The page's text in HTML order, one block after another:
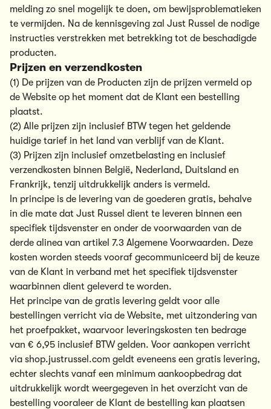
melding zo snel mogelijk te doen, om bewijsproblematieken
te vermijden. Na de kennisgeving zal Just Russel de nodige
instructies verstrekken met betrekking tot de beschadigde
producten.
Prijzen en verzendkosten
(1) De prijzen van de Producten zijn de prijzen vermeld op
de Website op het moment dat de Klant een bestelling
plaatst.
(2) Alle prijzen zijn inclusief BTW tegen het geldende
huidige tarief in het land van verblijf van de Klant.
(3) Prijzen zijn inclusief omzetbelasting en inclusief
verzendkosten binnen België, Nederland, Duitsland en
Frankrijk, tenzij uitdrukkelijk anders is vermeld.
In principe is de levering van de goederen gratis, behalve
in die mate dat Just Russel dient te leveren binnen een
specifiek tijdsvenster en onder de voorwaarden van de
derde alinea van artikel 7.3 Algemene Voorwaarden. Deze
kosten worden steeds vooraf gecommuniceerd bij de keuze
van de Klant in verband met het specifiek tijdsvenster
waarbinnen dient geleverd te worden.
Het principe van de gratis levering geldt voor alle
bestellingen verricht via de Website, met uitzondering van
het proefpakket, waarvoor leveringskosten ten bedrage
van € 6,95 inclusief BTW gelden. Voor aankopen verricht
via shop.justrussel.com geldt eveneens een gratis levering,
echter slechts vanaf een minimum aankoopbedrag dat
uitdrukkelijk wordt weergegeven in het overzicht van de
bestelling vooraleer de Klant de bestelling kan plaatsen